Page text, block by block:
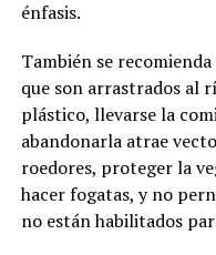
énfasis.
También se
que son arrastrados al
plástico, llevarse la
abandonarla atrae
roedores, proteger la
hacer fogatas, y no
no están habilitados